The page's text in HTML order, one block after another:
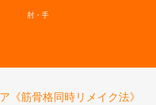
肘・手
《筋骨格同時リメイク法》